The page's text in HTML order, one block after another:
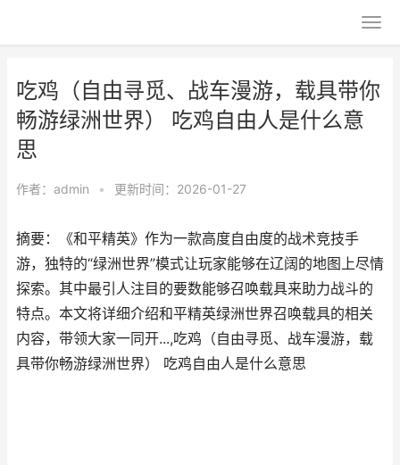
吃鸡（自由寻觅、战车漫游，载具带你
畅游绿洲世界） 吃鸡自由人是什么意
思
作者： admin • 更新时间：2026-01-27
摘要：《和平精英》作为一款高度自由度的战术竞技手
游，独特的“绿洲世界”模式让玩家能够在辽阔的地图上尽情
探索。其中最引人注目的要数能够召唤载具来助力战斗的
特点。本文将详细介绍和平精英绿洲世界召唤载具的相关
内容，带领大家一同开...,吃鸡（自由寻觅、战车漫游，载
具带你畅游绿洲世界） 吃鸡自由人是什么意思